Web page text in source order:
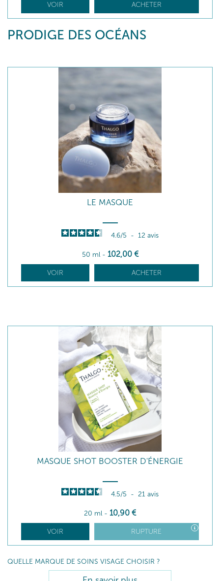
VOIR ACHETER
PRODIGE DES OCÉANS
LE MASQUE
4.6/5 - 12 avis
50 ml - 102,00 €
VOIR ACHETER
MASQUE SHOT BOOSTER D'ÉNERGIE
4.5/5 - 21 avis
20 ml - 10,90 €
VOIR RUPTURE
QUELLE MARQUE DE SOINS VISAGE CHOISIR ?